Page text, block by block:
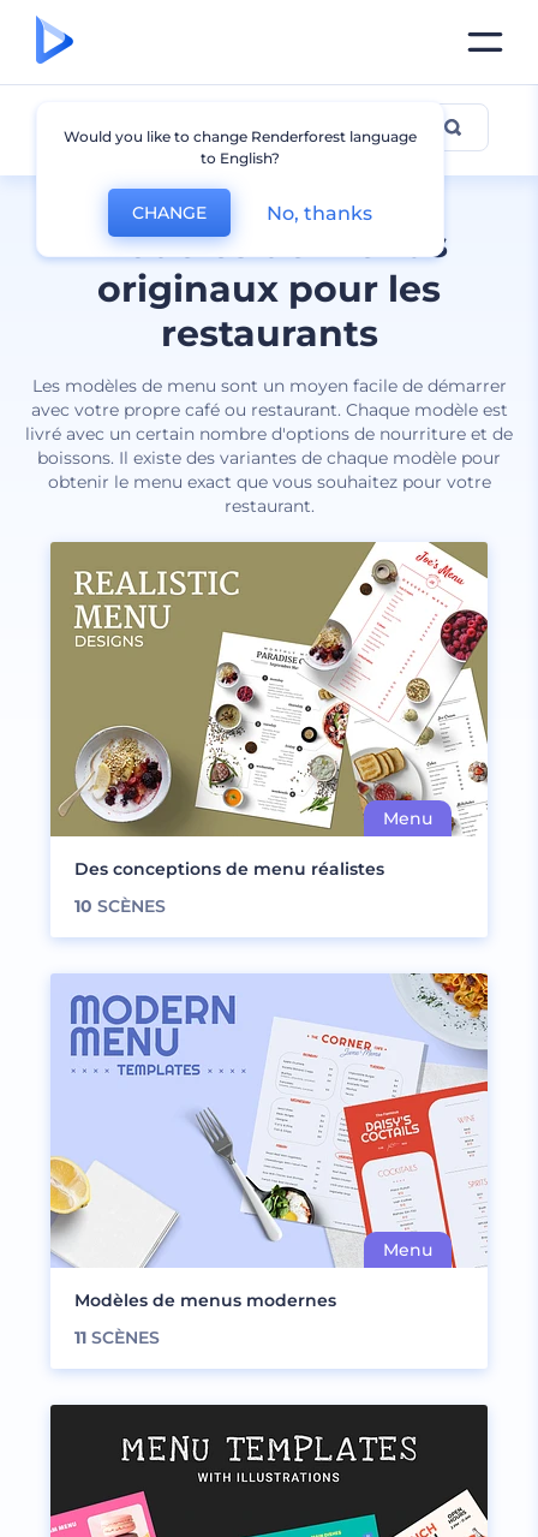
Modèles de menus
originaux pour les
restaurants
Les modèles de menu sont un moyen facile de démarrer
avec votre propre café ou restaurant. Chaque modèle est
livré avec un certain nombre d'options de nourriture et de
boissons. Il existe des variantes de chaque modèle pour
obtenir le menu exact que vous souhaitez pour votre
restaurant.
Menu
Des conceptions de menu réalistes
10 SCÈNES
Modèles de menus modernes
11 SCÈNES
Would you like to change Renderforest language
to English?
CHANGE No, thanks